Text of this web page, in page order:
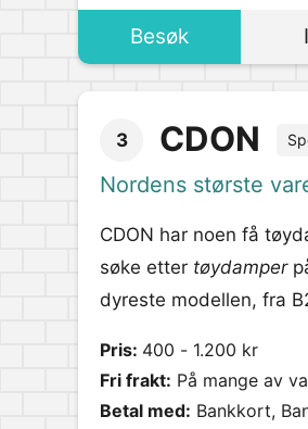
Besøk
3 CDON
Nordens største
CDON har noen få
søke etter tøydamper
dyreste modellen, fra
Pris: 400 - 1.200 kr
Fri frakt: På mange av
Betal med: Bankkort,